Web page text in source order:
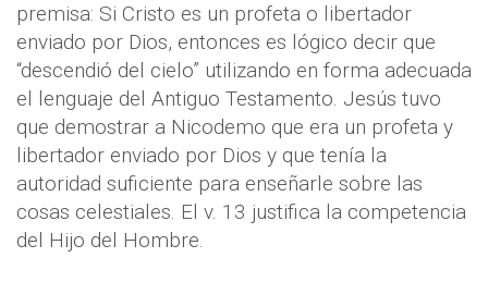
premisa: Si Cristo es un profeta o libertador
enviado por Dios, entonces es lógico decir que
“descendió del cielo” utilizando en forma adecuada
el lenguaje del Antiguo Testamento. Jesús tuvo
que demostrar a Nicodemo que era un profeta y
libertador enviado por Dios y que tenía la
autoridad suficiente para enseñarle sobre las
cosas celestiales. El v. 13 justifica la competencia
del Hijo del Hombre.